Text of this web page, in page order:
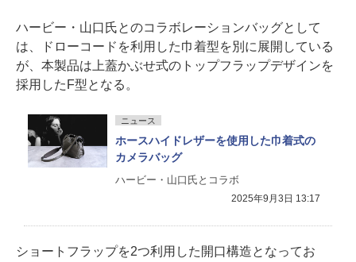
ハービー・山口氏とのコラボレーションバッグとして
は、ドローコードを利用した巾着型を別に展開している
が、本製品は上蓋かぶせ式のトップフラップデザインを
採用したF型となる。
ニュース
ホースハイドレザーを使用した巾着式の
カメラバッグ
ハービー・山口氏とコラボ
2025年9月3日 13:17
ショートフラップを2つ利用した開口構造となってお